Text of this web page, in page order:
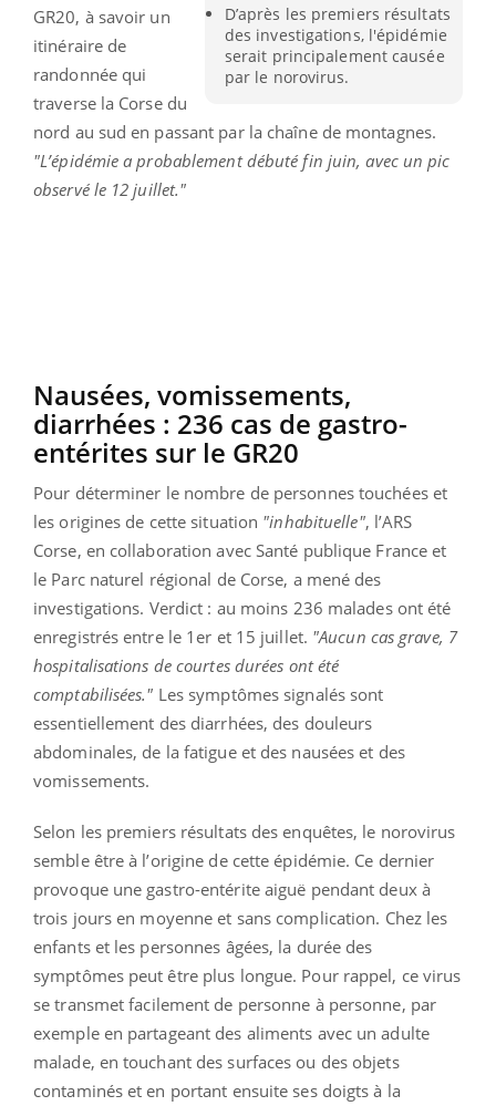
D’après les premiers résultats
des investigations, l'épidémie
serait principalement causée
par le norovirus.
GR20, à savoir un
itinéraire de
randonnée qui
traverse la Corse du
nord au sud en passant par la chaîne de montagnes.
"L’épidémie a probablement débuté fin juin, avec un pic
observé le 12 juillet."
Nausées, vomissements,
diarrhées : 236 cas de gastro-
entérites sur le GR20
Pour déterminer le nombre de personnes touchées et
les origines de cette situation "inhabituelle", l’ARS
Corse, en collaboration avec Santé publique France et
le Parc naturel régional de Corse, a mené des
investigations. Verdict : au moins 236 malades ont été
enregistrés entre le 1er et 15 juillet. "Aucun cas grave, 7
hospitalisations de courtes durées ont été
comptabilisées." Les symptômes signalés sont
essentiellement des diarrhées, des douleurs
abdominales, de la fatigue et des nausées et des
vomissements.
Selon les premiers résultats des enquêtes, le norovirus
semble être à l’origine de cette épidémie. Ce dernier
provoque une gastro-entérite aiguë pendant deux à
trois jours en moyenne et sans complication. Chez les
enfants et les personnes âgées, la durée des
symptômes peut être plus longue. Pour rappel, ce virus
se transmet facilement de personne à personne, par
exemple en partageant des aliments avec un adulte
malade, en touchant des surfaces ou des objets
contaminés et en portant ensuite ses doigts à la